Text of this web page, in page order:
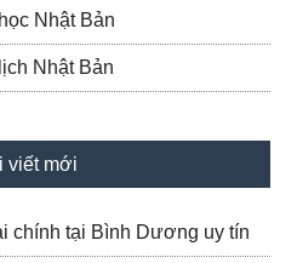
Nhật Bản
Nhật Bản
viết mới
chính tại Bình Dương uy tín